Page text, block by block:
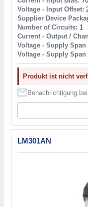
Voltage - Input Offset:
Supplier Device
Number of Circuits: 1
Current - Output /
Voltage - Supply Span
Voltage - Supply Span
Produkt ist nicht
Benachrichtigung
LM301AN